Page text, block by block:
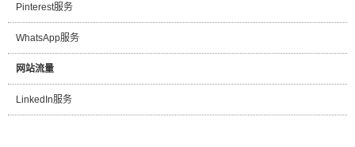
Pinterest服务
WhatsApp服务
网站流量
LinkedIn服务